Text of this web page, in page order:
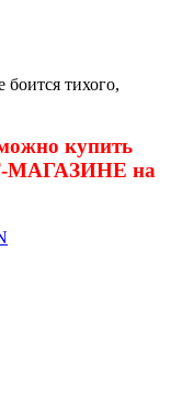
тихого,
купить
МАГАЗИНЕ на